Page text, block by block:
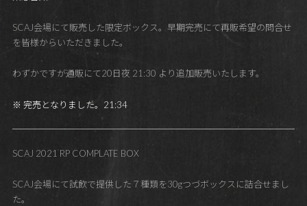
SCAJ会場にて販売した限定ボックス。早期完売にて再販希望の問合せ
を皆様からいただきました。
わずかですが通販にて20日夜 21:30 より追加販売いたします。
※ 完売となりました。21:34
SCAJ 2021 RP COMPLATE BOX
SCAJ会場にて試飲で提供した７種類を30gつづボックスに詰合せまし
た。